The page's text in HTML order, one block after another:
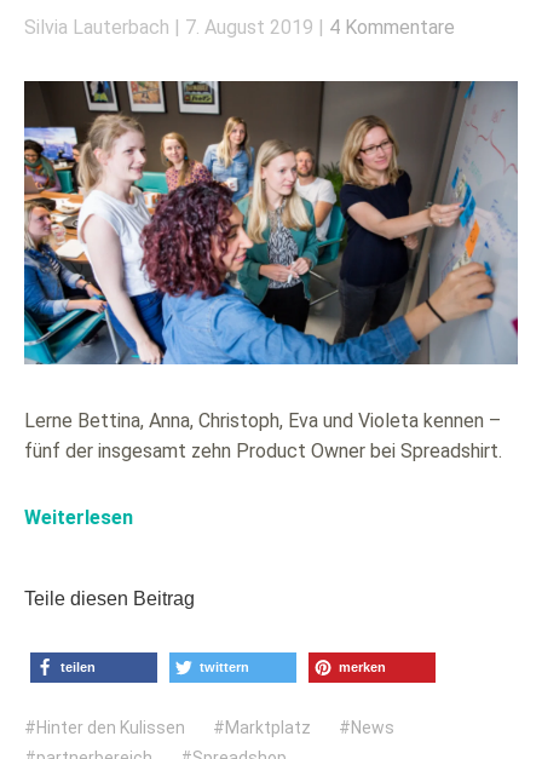
Silvia Lauterbach 7. August 2019 4 Kommentare
Lerne Bettina, Anna, Christoph, Eva und Violeta kennen –
fünf der insgesamt zehn Product Owner bei Spreadshirt.
Weiterlesen
Teile diesen Beitrag
teilen twittern merken
Hinter den Kulissen Marktplatz
News